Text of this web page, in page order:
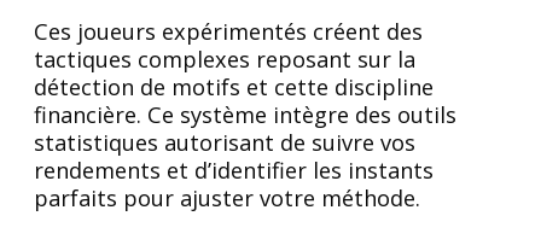
Ces joueurs expérimentés créent des
tactiques complexes reposant sur la
détection de motifs et cette discipline
financière. Ce système intègre des outils
statistiques autorisant de suivre vos
rendements et d’identifier les instants
parfaits pour ajuster votre méthode.